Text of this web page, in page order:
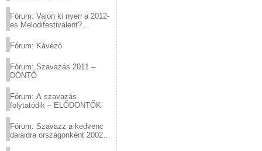
Fórum: Vajon ki nyeri a 2012-
es Melodifestivalent?
Fórum: Kávézó
Fórum: Szavazás 2011 –
DÖNTŐ
Fórum: A szavazás
folytatódik – ELŐDÖNTŐK
Fórum: Szavazz a kedvenc
dalaidra országonként 2002